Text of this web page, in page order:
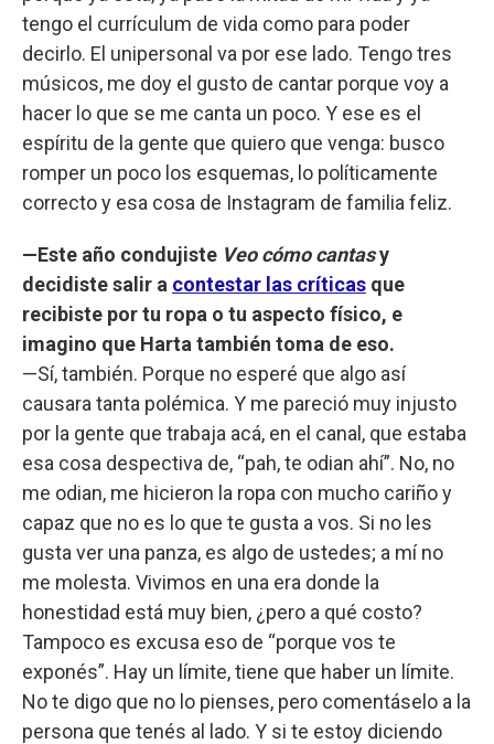
tengo el currículum de vida como para poder
decirlo. El unipersonal va por ese lado. Tengo tres
músicos, me doy el gusto de cantar porque voy a
hacer lo que se me canta un poco. Y ese es el
espíritu de la gente que quiero que venga: busco
romper un poco los esquemas, lo políticamente
correcto y esa cosa de Instagram de familia feliz.
—Este año condujiste Veo cómo cantasy
decidiste salir a contestar las críticas que
recibiste por tu ropa o tu aspecto físico, e
imagino que Harta también toma de eso.
—Sí, también. Porque no esperé que algo así
causara tanta polémica. Y me pareció muy injusto
por la gente que trabaja acá, en el canal, que estaba
esa cosa despectiva de, “pah, te odian ahí”. No, no
me odian, me hicieron la ropa con mucho cariño y
capaz que no es lo que te gusta a vos. Si no les
gusta ver una panza, es algo de ustedes; a mí no
me molesta. Vivimos en una era donde la
honestidad está muy bien, ¿pero a qué costo?
Tampoco es excusa eso de “porque vos te
exponés”. Hay un límite, tiene que haber un límite.
No te digo que no lo pienses, pero comentáselo a la
persona que tenés al lado. Y si te estoy diciendo